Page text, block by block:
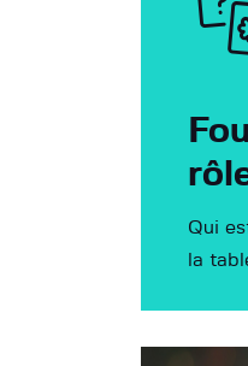
Qui
la